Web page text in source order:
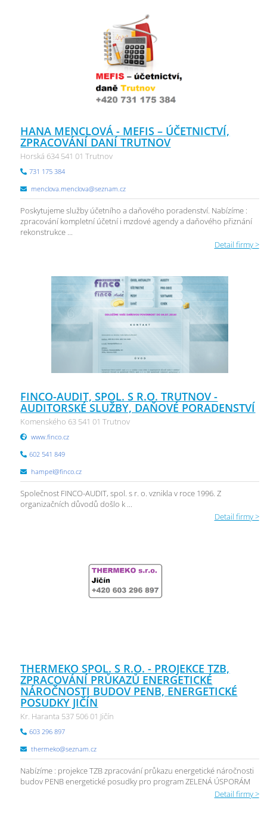
HANA MENCLOVÁ - MEFIS – ÚČETNICTVÍ,
ZPRACOVÁNÍ DANÍ TRUTNOV
Horská 634 541 01 Trutnov
731 175 384
menclova.menclova@seznam.cz
Poskytujeme služby účetního a daňového poradenství. Nabízíme :
zpracování kompletní účetní i mzdové agendy a daňového přiznání
rekonstrukce ...
Detail firmy >
FINCO-AUDIT, SPOL. S R.O. TRUTNOV -
AUDITORSKÉ SLUŽBY, DAŇOVÉ PORADENSTVÍ
Komenského 63 541 01 Trutnov
www.finco.cz
602 541 849
hampel@finco.cz
Společnost FINCO-AUDIT, spol. s r. o. vznikla v roce 1996. Z
organizačních důvodů došlo k ...
Detail firmy >
THERMEKO SPOL. S R.O. - PROJEKCE TZB,
ZPRACOVÁNÍ PRŮKAZŮ ENERGETICKÉ
NÁROČNOSTI BUDOV PENB, ENERGETICKÉ
POSUDKY JIČÍN
Kr. Haranta 537 506 01 Jičín
603 296 897
thermeko@seznam.cz
Nabízíme : projekce TZB zpracování průkazu energetické náročnosti
budov PENB energetické posudky pro program ZELENÁ ÚSPORÁM
Detail firmy >